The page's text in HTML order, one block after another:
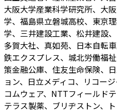
大阪大学産業科学研究所、大
学、福島県立磐城高校、東京
学、三井建設工業、松井建設
多賀大社、真如苑、日本自転
鉄エクスプレス、城北労働福
策金融公庫、住友生命保険、
ョン、日立メディコ、リコー
コムウェア、NTTフィールド
テラス製薬、ブリヂストン、